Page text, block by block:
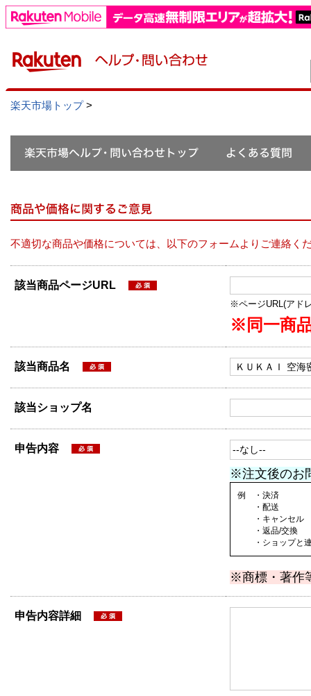
楽天市場トップ>
不適切な商品や価格については、以下のフォームよりご連絡く
該当商品ページURL
※ページURL(アド
※同一商
該当商品名
該当ショップ名
申告内容
※注文後のお
例 ・決済
・配送
・キャンセル
・返品/交換
・ショップと連
※商標・著作
申告内容詳細